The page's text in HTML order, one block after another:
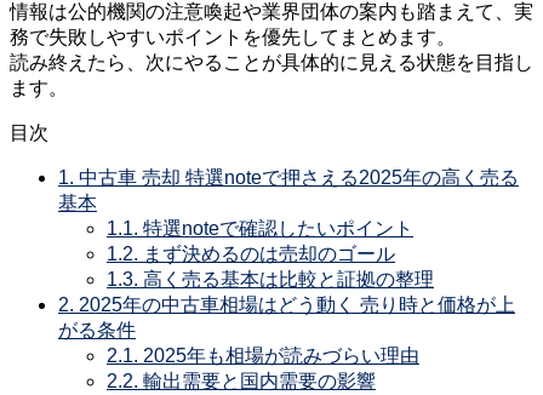
情報は公的機関の注意喚起や業界団体の案内も踏まえて、実
務で失敗しやすいポイントを優先してまとめます。
読み終えたら、次にやることが具体的に見える状態を目指し
ます。
目次
1. 中古車 売却 特選noteで押さえる2025年の高く売る
基本
1.1. 特選noteで確認したいポイント
1.2. まず決めるのは売却のゴール
1.3. 高く売る基本は比較と証拠の整理
2. 2025年の中古車相場はどう動く 売り時と価格が上
がる条件
2.1. 2025年も相場が読みづらい理由
2.2. 輸出需要と国内需要の影響